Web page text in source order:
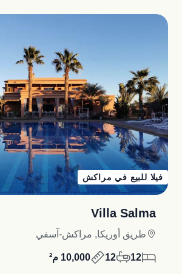
فيلا للبيع في مراكش
Villa Salma
طريق أوريكا, مراكش-آسفي
12
12 10,000 م²